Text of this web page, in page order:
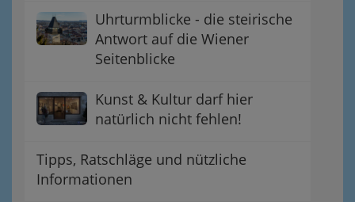
Uhrturmblicke - die steirische
Antwort auf die Wiener
Seitenblicke
Kunst & Kultur darf hier
natürlich nicht fehlen!
Tipps, Ratschläge und nützliche
Informationen